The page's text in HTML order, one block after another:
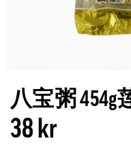
八宝粥 454g
38 kr